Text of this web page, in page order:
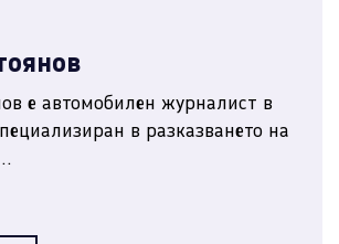
е автомобилен журналист в
в разказването на